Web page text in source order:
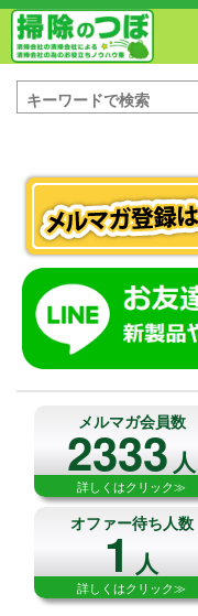
メルマガ会員数
2333人
詳しくはクリック≫
オファー待ち人数
1人
詳しくはクリック≫